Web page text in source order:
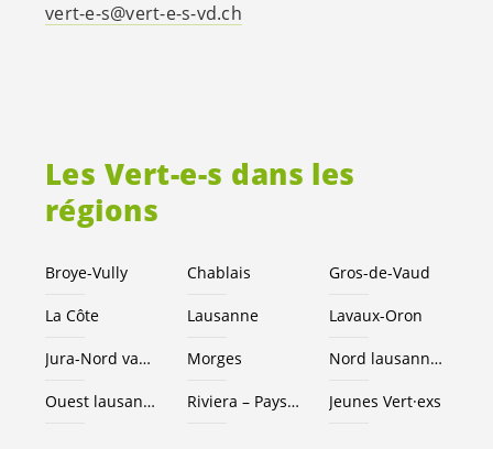
Les Vert-e-s dans les
régions
Broye-Vully Chablais Gros-de-Vaud
La Côte Lausanne Lavaux-Oron
Jura-Nord vaudois Morges Nord lausannois
Ouest lausannois Riviera – Pays d’Enhaut Jeunes Vert·exs
vert-e-s@vert-e-s-vd.ch